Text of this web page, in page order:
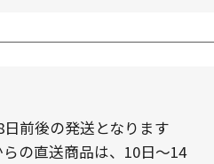
前後の発送となります
の直送商品は、10日～14